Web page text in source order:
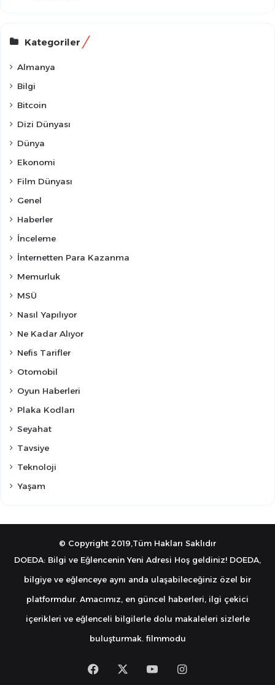
Kategoriler
Almanya
Bilgi
Bitcoin
Dizi Dünyası
Dünya
Ekonomi
Film Dünyası
Genel
Haberler
İnceleme
İnternetten Para Kazanma
Memurluk
MSÜ
Nasıl Yapılıyor
Ne Kadar Alıyor
Nefis Tarifler
Otomobil
Oyun Haberleri
Plaka Kodları
Seyahat
Tavsiye
Teknoloji
Yaşam
© Copyright 2019,Tüm Hakları Saklıdır
DOEDA: Bilgi ve Eğlencenin Yeni Adresi Hoş geldiniz! DOEDA,
bilgiye ve eğlenceye aynı anda ulaşabileceğiniz özel bir
platformdur. Amacımız, en güncel haberleri, ilgi çekici
içerikleri ve eğlenceli bilgilerle dolu makaleleri sizlerle
buluşturmak. filmmodu
FacebookYouTubeInstagram